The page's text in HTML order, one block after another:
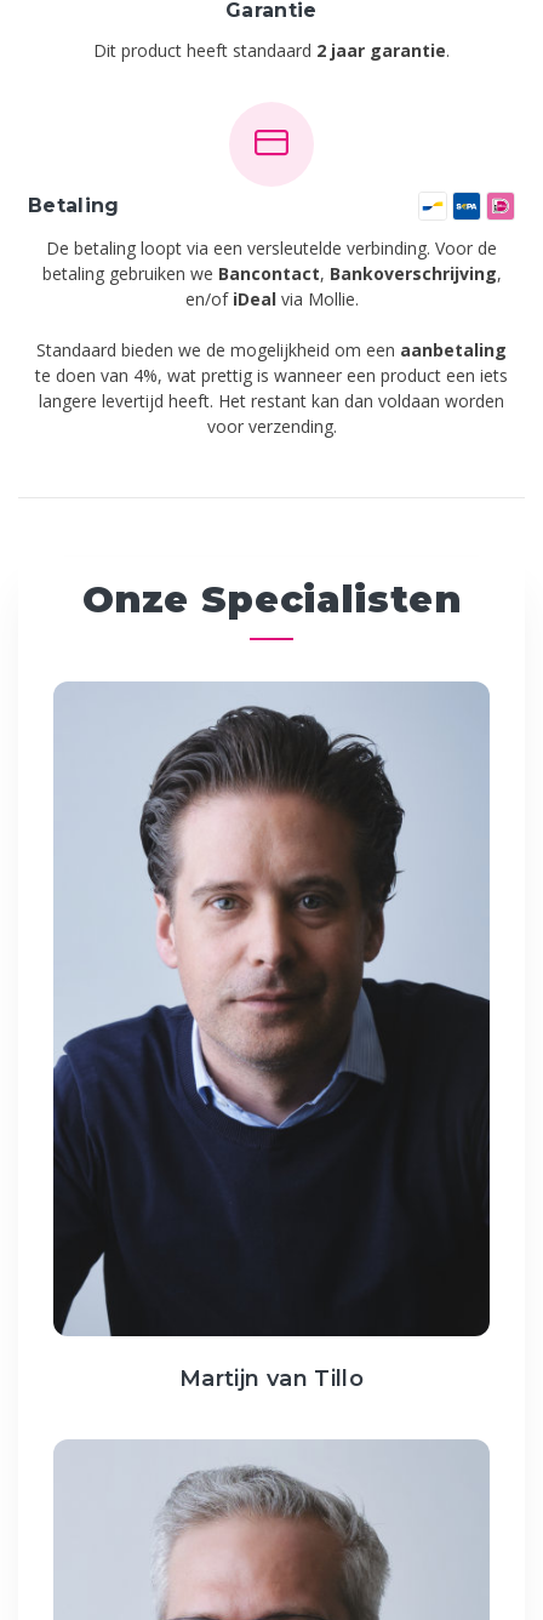
Garantie
Dit product heeft standaard 2 jaar garantie.
Betaling
De betaling loopt via een versleutelde verbinding. Voor de
betaling gebruiken we Bancontact, Bankoverschrijving,
en/of iDeal via Mollie.
Standaard bieden we de mogelijkheid om een aanbetaling
te doen van 4%, wat prettig is wanneer een product een iets
langere levertijd heeft. Het restant kan dan voldaan worden
voor verzending.
Onze Specialisten
Martijn van Tillo